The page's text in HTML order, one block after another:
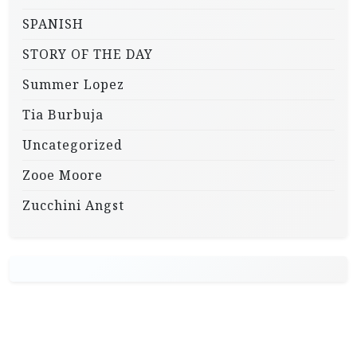
SPANISH
STORY OF THE DAY
Summer Lopez
Tia Burbuja
Uncategorized
Zooe Moore
Zucchini Angst